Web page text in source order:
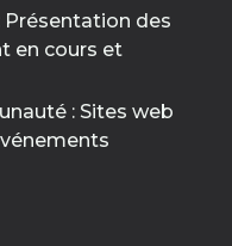
des
en cours et
: Sites web